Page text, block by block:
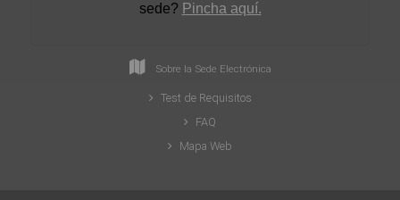
sede? Pincha aquí.
Sobre la Sede Electrónica
Test de Requisitos
FAQ
Mapa Web